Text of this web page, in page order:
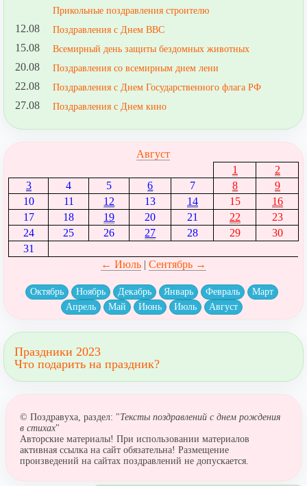
Прикольные поздравления строителю
12.08 Поздравления с Днем ВВС
15.08 Всемирный день защиты бездомных животных
20.08 Поздравления со всемирным днем лени
22.08 Поздравления с Днем Государственного флага РФ
27.08 Поздравления с Днем кино
Август
1
2
3
4 5 6 7 8
9
10
11 12 13 14 15
16
17
18 19 20 21 22
23
24
25 26 27 28 29
30
31
← Июль| Сентябрь →
Октябрь Ноябрь Декабрь Январь Февраль
Март
Апрель
Май Июнь Июль Август
Праздники 2023
Что подарить на праздник?
© Поздравуха, раздел: "Тексты поздравлений с днем рождения
в стихах"
Авторские материалы! При использовании материалов
активная ссылка на сайт обязательна! Размещение
произведений на сайтах поздравлений не допускается.